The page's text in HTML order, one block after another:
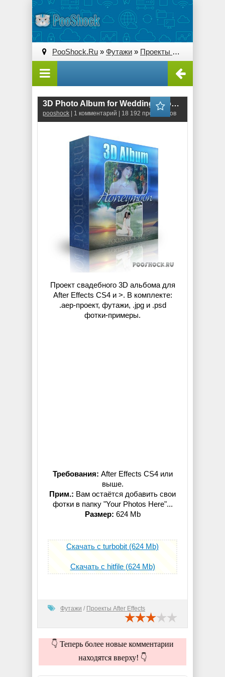
PooShock.Ru » Футажи » Проекты After Effects
3D Photo Album for Wedding - Honeymoon
pooshock | 1 комментарий | 18 192 просмотров
Проект свадебного 3D альбома для
After Effects CS4 и >. В комплекте:
.aep-проект, футажи, .jpg и .psd
фотки-примеры.
Требования: After Effects CS4 или
выше.
Прим.: Вам остаётся добавить свои
фотки в папку "Your Photos Here"...
Размер: 624 Mb
Скачать с turbobit (624 Mb)
Скачать с hitfile (624 Mb)
Футажи / Проекты After Effects
👇 Теперь более новые комментарии
находятся вверху! 👇